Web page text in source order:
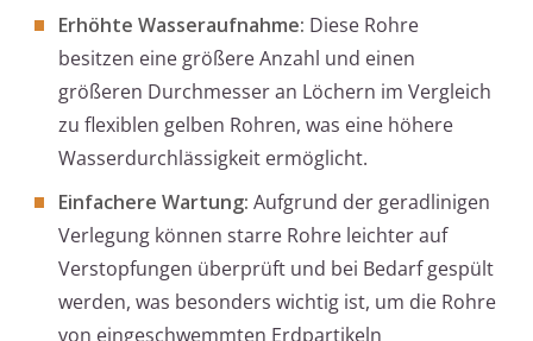
Erhöhte Wasseraufnahme: Diese Rohre
besitzen eine größere Anzahl und einen
größeren Durchmesser an Löchern im Vergleich
zu flexiblen gelben Rohren, was eine höhere
Wasserdurchlässigkeit ermöglicht.
Einfachere Wartung: Aufgrund der geradlinigen
Verlegung können starre Rohre leichter auf
Verstopfungen überprüft und bei Bedarf gespült
werden, was besonders wichtig ist, um die Rohre
von eingeschwemmten Erdpartikeln